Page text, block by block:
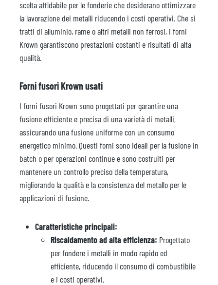
scelta affidabile per le fonderie che desiderano ottimizzare
la lavorazione dei metalli riducendo i costi operativi. Che si
tratti di alluminio, rame o altri metalli non ferrosi, i forni
Krown garantiscono prestazioni costanti e risultati di alta
qualità.
Forni fusori Krown usati
I forni fusori Krown sono progettati per garantire una
fusione efficiente e precisa di una varietà di metalli,
assicurando una fusione uniforme con un consumo
energetico minimo. Questi forni sono ideali per la fusione in
batch o per operazioni continue e sono costruiti per
mantenere un controllo preciso della temperatura,
migliorando la qualità e la consistenza del metallo per le
applicazioni di fusione.
Caratteristiche principali:
Riscaldamento ad alta efficienza: Progettato
per fondere i metalli in modo rapido ed
efficiente, riducendo il consumo di combustibile
e i costi operativi.